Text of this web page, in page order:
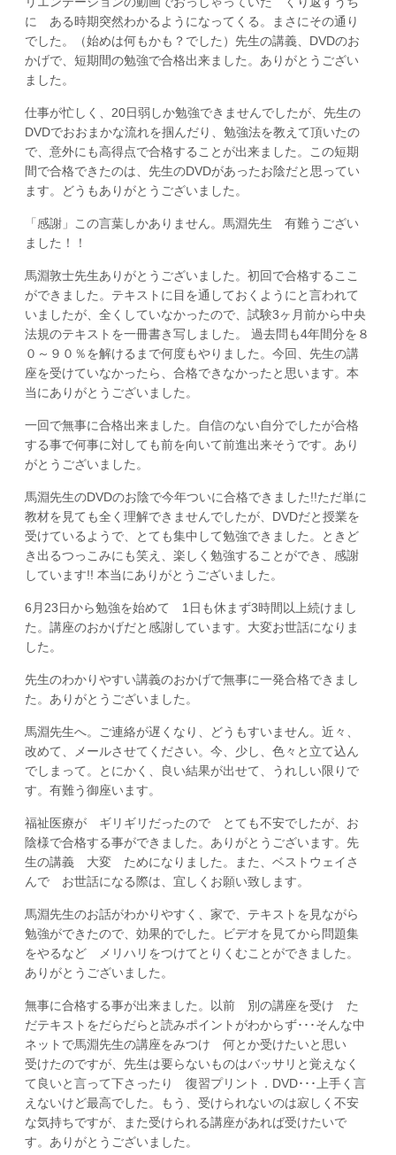
に ある時期突然わかるようになってくる。まさにその通り
でした。（始めは何もかも？でした）先生の講義、DVDのお
かげで、短期間の勉強で合格出来ました。ありがとうござい
ました。
仕事が忙しく、20日弱しか勉強できませんでしたが、先生の
DVDでおおまかな流れを掴んだり、勉強法を教えて頂いたの
で、意外にも高得点で合格することが出来ました。この短期
間で合格できたのは、先生のDVDがあったお陰だと思ってい
ます。どうもありがとうございました。
「感謝」この言葉しかありません。馬淵先生 有難うござい
ました！！
馬淵敦士先生ありがとうございました。初回で合格するここ
ができました。テキストに目を通しておくようにと言われて
いましたが、全くしていなかったので、試験3ヶ月前から中央
法規のテキストを一冊書き写しました。 過去問も4年間分を８
０～９０％を解けるまで何度もやりました。今回、先生の講
座を受けていなかったら、合格できなかったと思います。本
当にありがとうございました。
一回で無事に合格出来ました。自信のない自分でしたが合格
する事で何事に対しても前を向いて前進出来そうです。あり
がとうございました。
馬淵先生のDVDのお陰で今年ついに合格できました!!ただ単に
教材を見ても全く理解できませんでしたが、DVDだと授業を
受けているようで、とても集中して勉強できました。ときど
き出るつっこみにも笑え、楽しく勉強することができ、感謝
しています!! 本当にありがとうございました。
6月23日から勉強を始めて 1日も休まず3時間以上続けまし
た。講座のおかげだと感謝しています。大変お世話になりま
した。
先生のわかりやすい講義のおかげで無事に一発合格できまし
た。ありがとうございました。
馬淵先生へ。ご連絡が遅くなり、どうもすいません。近々、
改めて、メールさせてください。今、少し、色々と立て込ん
でしまって。とにかく、良い結果が出せて、うれしい限りで
す。有難う御座います。
福祉医療が ギリギリだったので とても不安でしたが、お
陰様で合格する事ができました。ありがとうございます。先
生の講義 大変 ためになりました。また、ベストウェイさ
んで お世話になる際は、宜しくお願い致します。
馬淵先生のお話がわかりやすく、家で、テキストを見ながら
勉強ができたので、効果的でした。ビデオを見てから問題集
をやるなど メリハリをつけてとりくむことができました。
ありがとうございました。
無事に合格する事が出来ました。以前 別の講座を受け た
だテキストをだらだらと読みポイントがわからず･･･そんな中
ネットで馬淵先生の講座をみつけ 何とか受けたいと思い
受けたのですが、先生は要らないものはバッサリと覚えなく
て良いと言って下さったり 復習プリント．DVD･･･上手く言
えないけど最高でした。もう、受けられないのは寂しく不安
な気持ちですが、また受けられる講座があれば受けたいで
す。ありがとうございました。